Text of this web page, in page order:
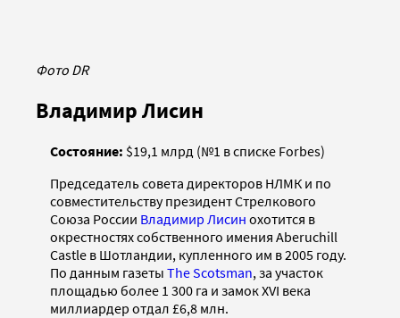
Фото DR
Владимир Лисин
Состояние: $19,1 млрд (№1 в списке Forbes)
Председатель совета директоров НЛМК и по
совместительству президент Стрелкового
Союза России Владимир Лисин охотится в
окрестностях собственного имения Aberuchill
Castle в Шотландии, купленного им в 2005 году.
По данным газеты The Scotsman, за участок
площадью более 1 300 га и замок XVI века
миллиардер отдал £6,8 млн.